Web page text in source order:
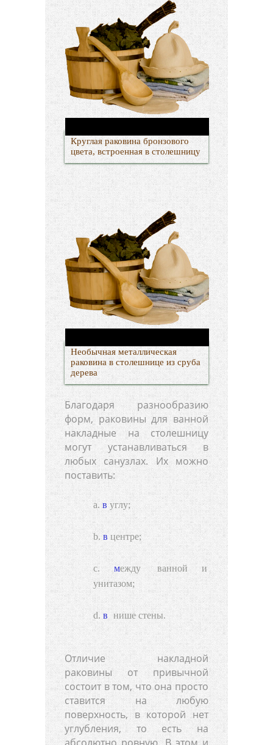
Круглая раковина бронзового
цвета, встроенная в столешницу
Необычная металлическая
раковина в столешнице из сруба
дерева
Благодаря разнообразию
форм, раковины для ванной
накладные на столешницу
могут устанавливаться в
любых санузлах. Их можно
поставить:
в углу;
в центре;
между ванной и
унитазом;
нише стены.
Отличие накладной
раковины от привычной
состоит в том, что она просто
ставится на любую
поверхность, в которой нет
углубления, то есть на